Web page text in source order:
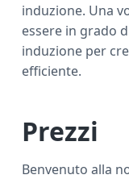
induzione. Una
essere in grado
induzione per
efficiente.
Prezzi
Benvenuto alla